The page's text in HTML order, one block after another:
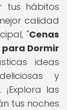
tus hábitos
calidad
"Cenas
para Dormir
ideas
y
las
tus noches